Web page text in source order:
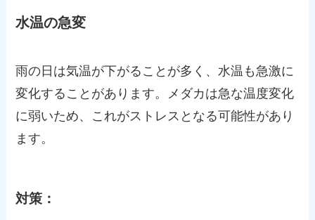
水温の急変
雨の日は気温が下がることが多く、水温も急激に
変化することがあります。メダカは急な温度変化
に弱いため、これがストレスとなる可能性があり
ます。
対策：